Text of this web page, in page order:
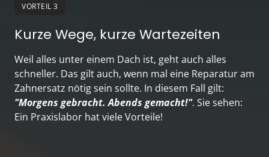
VORTEIL 3
Kurze Wege, kurze Wartezeiten
Weil alles unter einem Dach ist, geht auch alles
schneller. Das gilt auch, wenn mal eine Reparatur am
"Morgens gebracht. Abends gemacht!". Sie sehen:
Ein Praxislabor hat viele Vorteile!